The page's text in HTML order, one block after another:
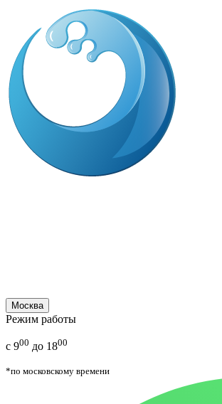
Москва
Режим работы
с 900 до 1800
*по московскому времени